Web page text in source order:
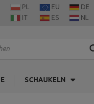
PL EU DE
IT
ES NL
SCHAUKELN